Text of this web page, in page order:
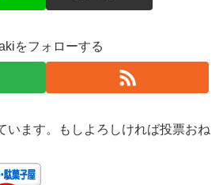
をフォローする
います。もしよろしければ投票おね